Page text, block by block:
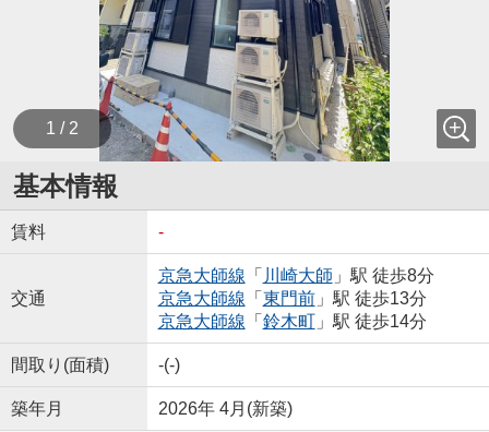
1 / 2
基本情報
賃料 -
交通
京急大師線 「 川崎大師 」駅 徒歩8分
京急大師線 「 東門前」駅 徒歩13分
京急大師線 「 鈴木町」駅 徒歩14分
間取り(面積) -(-)
築年月 2026年 4月(新築)